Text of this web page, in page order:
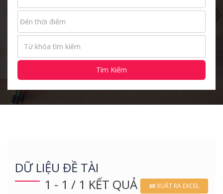
Tìm Kiếm
DỮ LIỆU ĐỀ TÀI
1 - 1 / 1 KẾT QUẢ
XUẤT RA EXCEL